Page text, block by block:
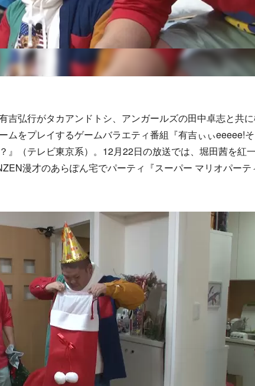
吉弘行がタカアンドトシ、アンガールズの田中卓志と共
ムをプレイするゲームバラエティ番組『有吉ぃぃeeeee!
』（テレビ東京系）。12月22日の放送では、堀田茜を紅
漫才のあらぽん宅でパーティ『スーパー マリオパーテ